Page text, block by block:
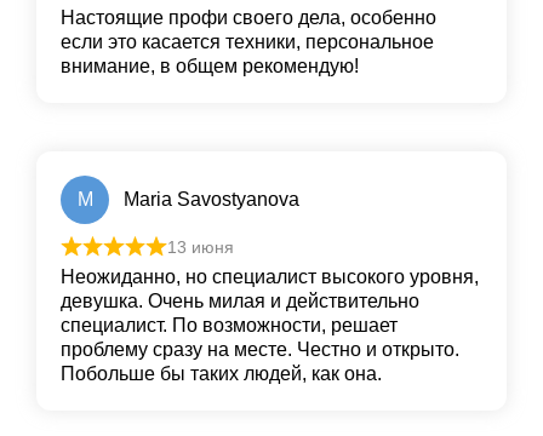
Настоящие профи своего дела, особенно
если это касается техники, персональное
внимание, в общем рекомендую!
M Maria Savostyanova
13 июня
Неожиданно, но специалист высокого уровня,
девушка. Очень милая и действительно
специалист. По возможности, решает
проблему сразу на месте. Честно и открыто.
Побольше бы таких людей, как она.